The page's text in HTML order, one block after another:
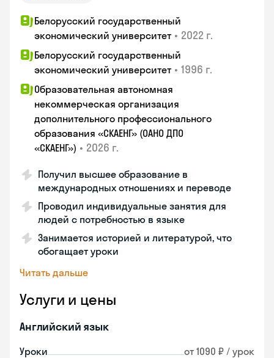
Белорусский государственный
экономический университет • 2022 г.
Белорусский государственный
экономический университет • 1996 г.
Образовательная автономная
некоммерческая организация
дополнительного профессионального
образования «СКАЕНГ» (ОАНО ДПО
«СКАЕНГ») • 2026 г.
Получил высшее образование в
международных отношениях и переводе
Проводил индивидуальные занятия для
людей с потребностью в языке
Занимается историей и литературой, что
обогащает уроки
Читать дальше
Услуги и цены
Английский язык
Уроки от 1090 ₽ / урок